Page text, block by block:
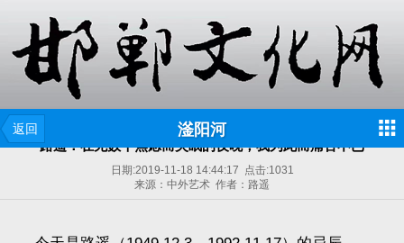
返回 滏阳河
路遥：在无数个焦虑而失眠的夜晚，我为此而痛苦不已
日期:2019-11-18 14:44:17 点击:1031
来源：中外艺术 作者：路遥